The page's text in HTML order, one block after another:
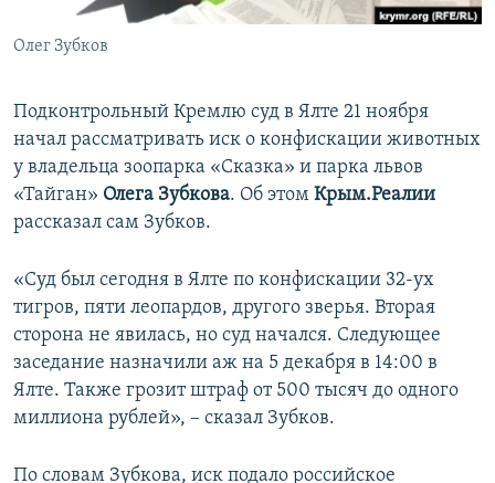
ELIFBE
УКРАИНСКАЯ ПРОБЛЕМА КРЫМА
Олег Зубков
Подконтрольный Кремлю суд в Ялте 21 ноября
начал рассматривать иск о конфискации животных
у владельца зоопарка «Сказка» и парка львов
«Тайган» Олега Зубкова. Об этом Крым.Реалии
рассказал сам Зубков.
«Суд был сегодня в Ялте по конфискации 32-ух
тигров, пяти леопардов, другого зверья. Вторая
сторона не явилась, но суд начался. Следующее
заседание назначили аж на 5 декабря в 14:00 в
Ялте. Также грозит штраф от 500 тысяч до одного
миллиона рублей», – сказал Зубков.
По словам Зубкова, иск подало российское